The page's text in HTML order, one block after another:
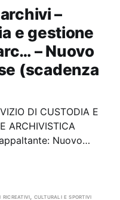
–
e gestione
– Nuovo
(scadenza
DI CUSTODIA E
ARCHIVISTICA
Nuovo
ricreativi, culturali e sportivi